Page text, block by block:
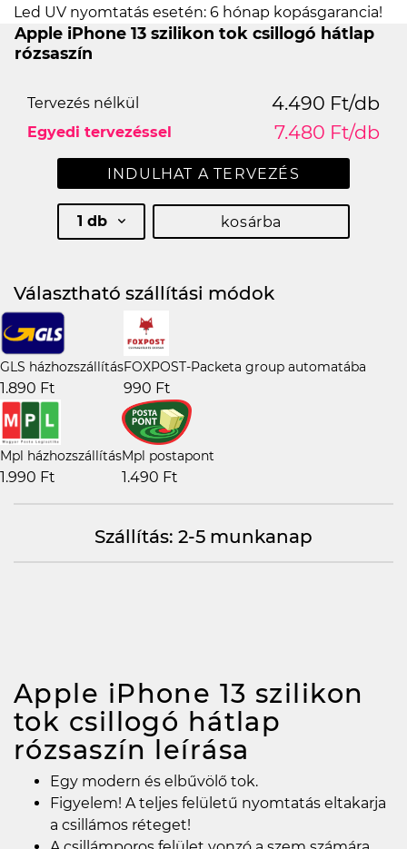
Led UV nyomtatás esetén: 6 hónap kopásgarancia!
Apple iPhone 13 szilikon tok csillogó hátlap
rózsaszín
Tervezés nélkül 4.490 Ft/db
Egyedi tervezéssel 7.480 Ft/db
INDULHAT A TERVEZÉS
1 db kosárba
Választható szállítási módok
GLS házhozszállítás
1.890 Ft
FOXPOST-Packeta group automatába
990 Ft
Mpl házhozszállítás
1.990 Ft
Mpl postapont
1.490 Ft
Szállítás: 2-5 munkanap
Apple iPhone 13 szilikon
tok csillogó hátlap
rózsaszín leírása
Egy modern és elbűvölő tok.
Figyelem! A teljes felületű nyomtatás eltakarja
a csillámos réteget!